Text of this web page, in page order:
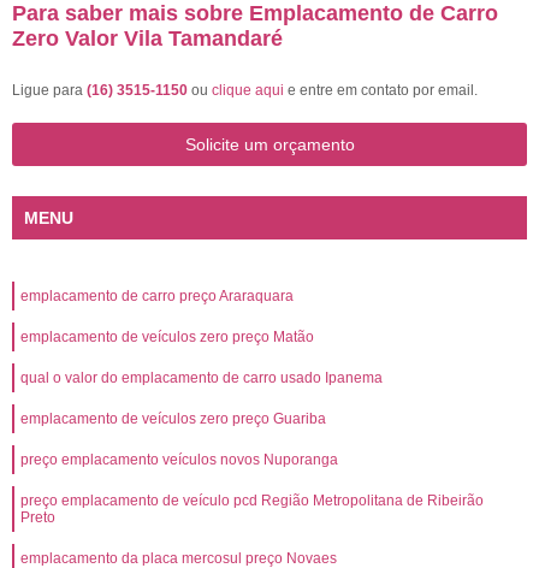
Para saber mais sobre Emplacamento de Carro
Zero Valor Vila Tamandaré
Ligue para (16) 3515-1150 ou clique aqui e entre em contato por email.
Solicite um orçamento
MENU
emplacamento de carro preço Araraquara
emplacamento de veículos zero preço Matão
qual o valor do emplacamento de carro usado Ipanema
emplacamento de veículos zero preço Guariba
preço emplacamento veículos novos Nuporanga
preço emplacamento de veículo pcd Região Metropolitana de Ribeirão
Preto
emplacamento da placa mercosul preço Novaes